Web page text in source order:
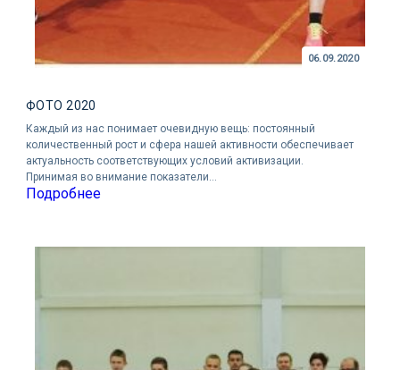
06.09.2020
ФОТО 2020
Каждый из нас понимает очевидную вещь: постоянный
количественный рост и сфера нашей активности обеспечивает
актуальность соответствующих условий активизации.
Принимая во внимание показатели…
Подробнее